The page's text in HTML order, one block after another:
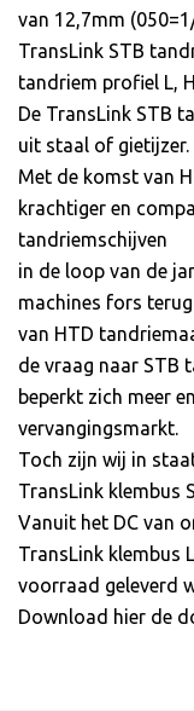
van 12,7mm
TransLink STB
tandriem profiel L,
De TransLink STB
uit staal of gietijzer.
Met de komst van
krachtiger en
tandriemschijven
in de loop van de
machines fors
van HTD
de vraag naar STB
beperkt zich meer
vervangingsmarkt.
Toch zijn wij in
TransLink klembus
Vanuit het DC van
TransLink klembus
voorraad geleverd
Download hier de